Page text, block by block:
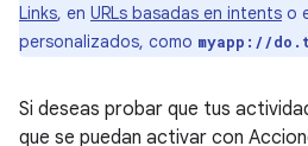
Links, en URLs basadas en intents o
personalizados, como myapp://
Si deseas probar que tus
que se puedan activar con